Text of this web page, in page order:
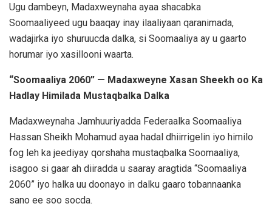
Ugu dambeyn, Madaxweynaha ayaa shacabka
Soomaaliyeed ugu baaqay inay ilaaliyaan qaranimada,
wadajirka iyo shuruucda dalka, si Soomaaliya ay u gaarto
horumar iyo xasillooni waarta.
“Soomaaliya 2060” — Madaxweyne Xasan Sheekh oo Ka
Hadlay Himilada Mustaqbalka Dalka
Madaxweynaha Jamhuuriyadda Federaalka Soomaaliya
Hassan Sheikh Mohamud ayaa hadal dhiirrigelin iyo himilo
fog leh ka jeediyay qorshaha mustaqbalka Soomaaliya,
isagoo si gaar ah diiradda u saaray aragtida “Soomaaliya
2060” iyo halka uu doonayo in dalku gaaro tobannaanka
sano ee soo socda.